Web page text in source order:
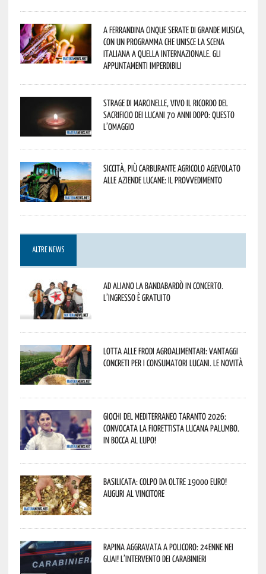
A Ferrandina cinque serate di grande musica,
con un programma che unisce la scena
italiana a quella internazionale. Gli
appuntamenti imperdibili
Strage di Marcinelle, vivo il ricordo del
sacrificio dei lucani 70 anni dopo: questo
l’omaggio
Siccità, più carburante agricolo agevolato
alle aziende lucane: il provvedimento
ALTRE NEWS
Ad Aliano la Bandabardò in concerto.
L’ingresso è gratuito
Lotta alle frodi agroalimentari: vantaggi
concreti per i consumatori lucani. Le novità
Giochi del Mediterraneo Taranto 2026:
convocata la fiorettista lucana Palumbo.
In bocca al lupo!
Basilicata: colpo da oltre 19000 Euro!
Auguri al vincitore
Rapina aggravata a Policoro: 24enne nei
guai! L’intervento dei Carabinieri